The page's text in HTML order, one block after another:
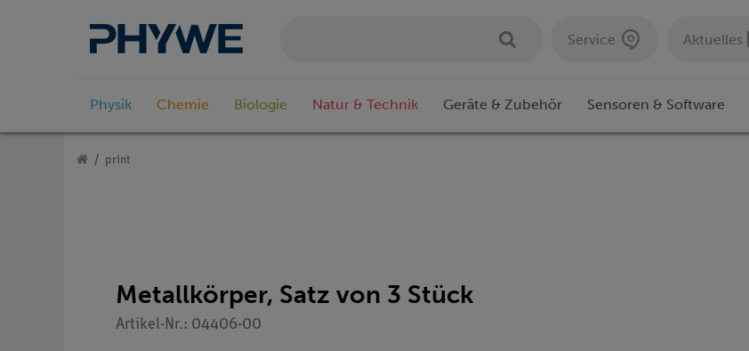
Service Aktuelles
Physik Chemie Biologie Natur & Technik Geräte & Zubehör Sensoren & Software
print
Metallkörper, Satz von 3 Stück
Artikel-Nr.: 04406-00